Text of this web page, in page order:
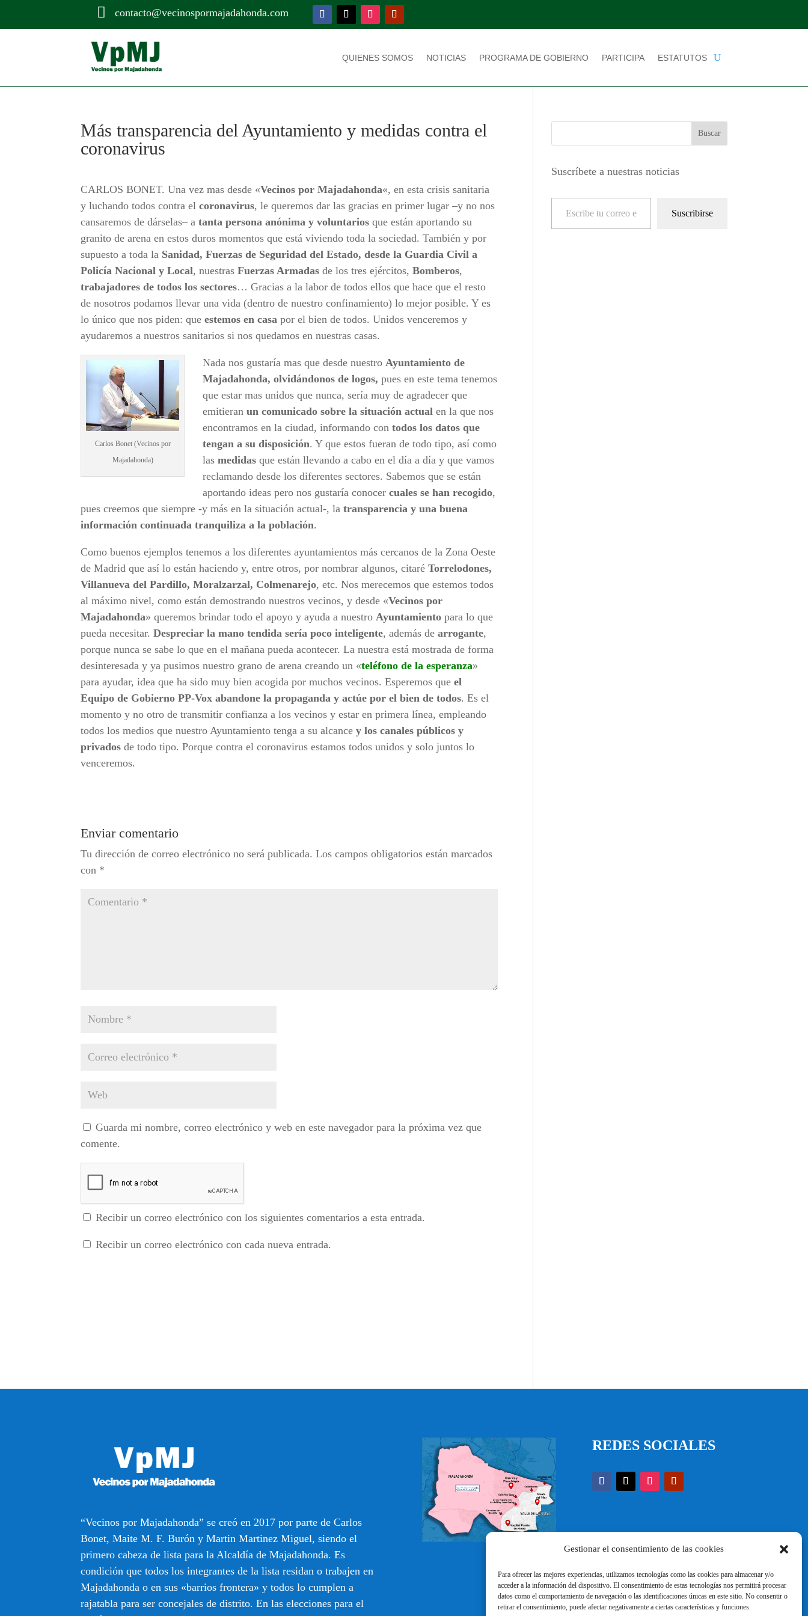
Gestionar el consentimiento de las cookies
Para ofrecer las mejores experiencias, utilizamos tecnologías como las cookies para almacenar y/o
acceder a la información del dispositivo. El consentimiento de estas tecnologías nos permitirá procesar
datos como el comportamiento de navegación o las identificaciones únicas en este sitio. No consentir o
retirar el consentimiento, puede afectar negativamente a ciertas características y funciones.
 contacto@vecinospormajadahonda.com
QUIENES SOMOS NOTICIAS PROGRAMA DE GOBIERNO PARTICIPA ESTATUTOS
Más transparencia del Ayuntamiento y medidas contra el
coronavirus
CARLOS BONET. Una vez mas desde «Vecinos por Majadahonda«, en esta crisis sanitaria
y luchando todos contra elcoronavirus, le queremos dar las gracias en primer lugar –y no nos
cansaremos de dárselas– atanta persona anónima y voluntarios que están aportando su
granito de arena en estos duros momentos que está viviendo toda la sociedad. También y por
supuesto a toda la Sanidad, Fuerzas de Seguridad del Estado, desde la Guardia Civil a
Policía Nacional y Local, nuestrasFuerzas Armadas de los tres ejércitos,Bomberos,
trabajadores de todos los sectores… Gracias a la labor de todos ellos que hace que el resto
de nosotros podamos llevar una vida (dentro de nuestro confinamiento) lo mejor posible. Y es
lo único que nos piden: queestemos en casa por el bien de todos. Unidos venceremos y
ayudaremos a nuestros sanitarios si nos quedamos en nuestras casas.
Carlos Bonet (Vecinos por
Majadahonda)
Nada nos gustaría mas que desde nuestroAyuntamiento de
Majadahonda, olvidándonos de logos, pues en este tema tenemos
que estar mas unidos que nunca, sería muy de agradecer que
emitieranun comunicado sobre la situación actual en la que nos
encontramos en la ciudad, informando contodos los datos que
tengan a su disposición. Y que estos fueran de todo tipo, así como
lasmedidas que están llevando a cabo en el día a día y que vamos
reclamando desde los diferentes sectores. Sabemos que se están
aportando ideas pero nos gustaría conocercuales se han recogido,
pues creemos que siempre -y más en la situación actual-, latransparencia y una buena
información continuada tranquiliza a la población.
Como buenos ejemplos tenemos a los diferentes ayuntamientos más cercanos de la Zona Oeste
de Madrid que así lo están haciendo y, entre otros, por nombrar algunos, citaréTorrelodones,
Villanueva del Pardillo, Moralzarzal, Colmenarejo, etc. Nos merecemos que estemos todos
al máximo nivel, como están demostrando nuestros vecinos, y desde «Vecinos por
Majadahonda» queremos brindar todo el apoyo y ayuda a nuestroAyuntamiento para lo que
pueda necesitar.Despreciar la mano tendida sería poco inteligente, además dearrogante,
porque nunca se sabe lo que en el mañana pueda acontecer. La nuestra está mostrada de forma
desinteresada y ya pusimos nuestro grano de arena creando un «teléfono de la esperanza»
para ayudar, idea que ha sido muy bien acogida por muchos vecinos. Esperemos queel
Equipo de Gobierno PP-Vox abandone la propaganda y actúe por el bien de todos. Es el
momento y no otro de transmitir confianza a los vecinos y estar en primera línea, empleando
todos los medios que nuestro Ayuntamiento tenga a su alcancey los canales públicos y
privados de todo tipo. Porque contra el coronavirus estamos todos unidos y solo juntos lo
venceremos.
Enviar comentario
Tu dirección de correo electrónico no será publicada. Los campos obligatorios están marcados
con *
Guarda mi nombre, correo electrónico y web en este navegador para la próxima vez que
comente.
Recibir un correo electrónico con los siguientes comentarios a esta entrada.
Recibir un correo electrónico con cada nueva entrada.
Suscríbete a nuestras noticias
Escribe tu correo electrónico…
Suscribirse
“Vecinos por Majadahonda” se creó en 2017 por parte de Carlos
Bonet, Maite M. F. Burón y Martin Martinez Miguel, siendo el
primero cabeza de lista para la Alcaldía de Majadahonda. Es
condición que todos los integrantes de la lista residan o trabajen en
Majadahonda o en sus «barrios frontera» y todos lo cumplen a
rajatabla para ser concejales de distrito. En las elecciones para el
REDES SOCIALES